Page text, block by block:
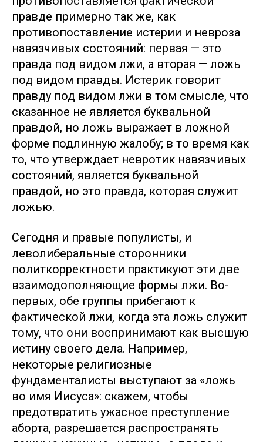
правде примерно так же, как
противопоставление истерии и невроза
навязчивых состояний: первая — это
правда под видом лжи, а вторая — ложь
под видом правды. Истерик говорит
правду под видом лжи в том смысле, что
сказанное не является буквальной
правдой, но ложь выражает в ложной
форме подлинную жалобу; в то время как
то, что утверждает невротик навязчивых
состояний, является буквальной
правдой, но это правда, которая служит
ложью.
Сегодня и правые популисты, и
леволиберальные сторонники
политкорректности практикуют эти две
взаимодополняющие формы лжи. Во-
первых, обе группы прибегают к
фактической лжи, когда эта ложь служит
тому, что они воспринимают как высшую
истину своего дела. Например,
некоторые религиозные
фундаменталисты выступают за «ложь
во имя Иисуса»: скажем, чтобы
предотвратить ужасное преступление
аборта, разрешается распространять